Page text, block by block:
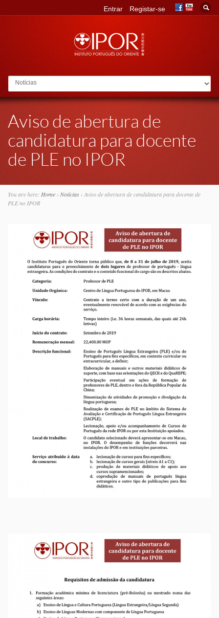
Go to:
Entrar Registar-se
Aviso de abertura de
candidatura para docente
de PLE no IPOR
You are here: Home› Notícias› Aviso de abertura de candidatura para docente de
PLE no IPOR